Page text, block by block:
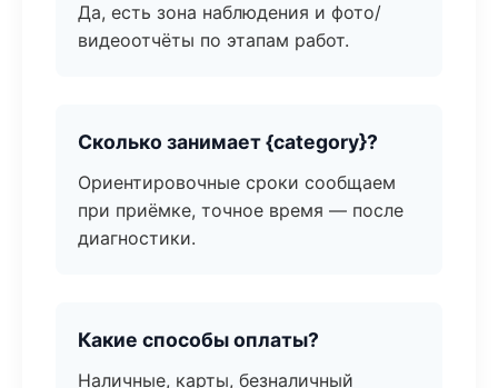
Да, есть зона наблюдения и фото/
видеоотчёты по этапам работ.
Сколько занимает {category}?
Ориентировочные сроки сообщаем
при приёмке, точное время — после
диагностики.
Какие способы оплаты?
Наличные, карты, безналичный